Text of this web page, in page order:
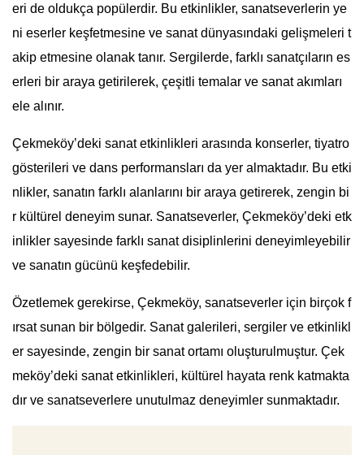
eri de oldukça popülerdir. Bu etkinlikler, sanatseverlerin ye
ni eserler keşfetmesine ve sanat dünyasındaki gelişmeleri t
akip etmesine olanak tanır. Sergilerde, farklı sanatçıların es
erleri bir araya getirilerek, çeşitli temalar ve sanat akımları
ele alınır.
Çekmeköy’deki sanat etkinlikleri arasında konserler, tiyatro
gösterileri ve dans performansları da yer almaktadır. Bu etki
nlikler, sanatın farklı alanlarını bir araya getirerek, zengin bi
r kültürel deneyim sunar. Sanatseverler, Çekmeköy’deki etk
inlikler sayesinde farklı sanat disiplinlerini deneyimleyebilir
ve sanatın gücünü keşfedebilir.
Özetlemek gerekirse, Çekmeköy, sanatseverler için birçok f
ırsat sunan bir bölgedir. Sanat galerileri, sergiler ve etkinlikl
er sayesinde, zengin bir sanat ortamı oluşturulmuştur. Çek
meköy’deki sanat etkinlikleri, kültürel hayata renk katmakta
dır ve sanatseverlere unutulmaz deneyimler sunmaktadır.